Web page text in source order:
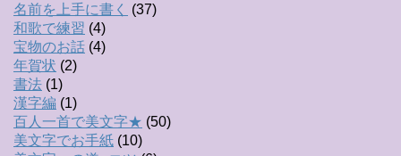
名前を上手に書く
(37)
和歌で練習 (4)
宝物のお話 (4)
年賀状 (2)
書法 (1)
漢字編 (1)
百人一首で美文字★ (50)
美文字でお手紙 (10)